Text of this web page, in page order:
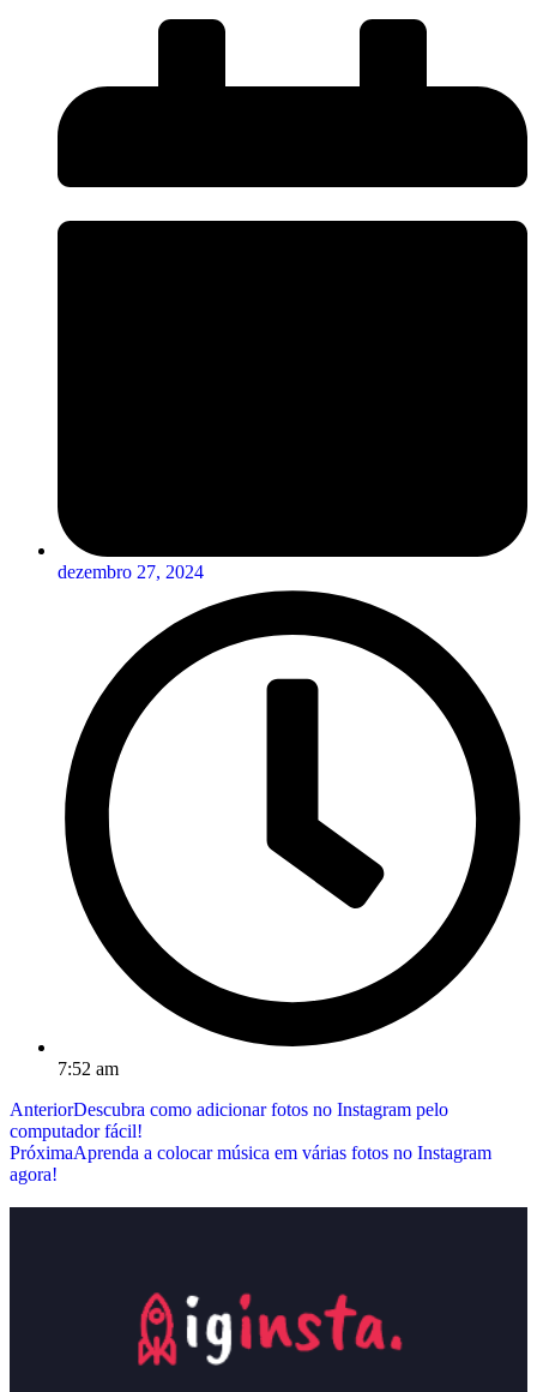
dezembro 27, 2024
7:52 am
AnteriorDescubra como adicionar fotos no Instagram pelo
computador fácil!
PróximaAprenda a colocar música em várias fotos no Instagram
agora!